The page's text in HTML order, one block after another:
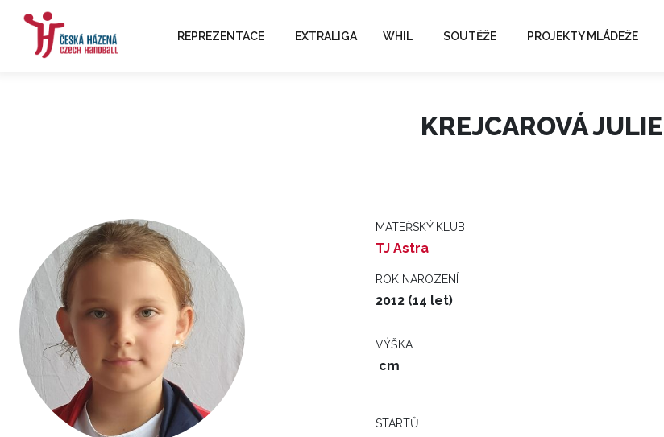
REPREZENTACE EXTRALIGA WHIL SOUTĚŽE PROJEKTY MLÁDEŽE
KREJCAROVÁ JULIE
MATEŘSKÝ KLUB
TJ Astra
ROK NAROZENÍ
2012 (14 let)
VÝŠKA
cm
STARTŮ